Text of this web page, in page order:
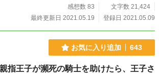
感想数 83
文字数 21,424
最終更新日 2021.05.19
登録日 2021.05.09
お気に入り追加 643
指王子が瀕死の騎士を助けたら、王子さ